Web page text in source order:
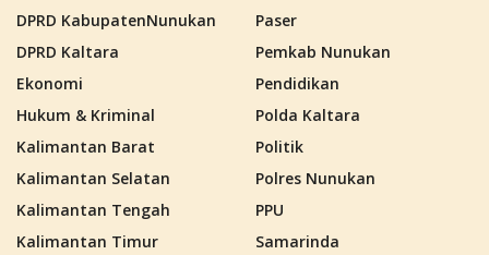
DPRD KabupatenNunukan
DPRD Kaltara
Ekonomi
Hukum & Kriminal
Kalimantan Barat
Kalimantan Selatan
Kalimantan Tengah
Kalimantan Timur
Paser
Pemkab Nunukan
Pendidikan
Polda Kaltara
Politik
Polres Nunukan
PPU
Samarinda